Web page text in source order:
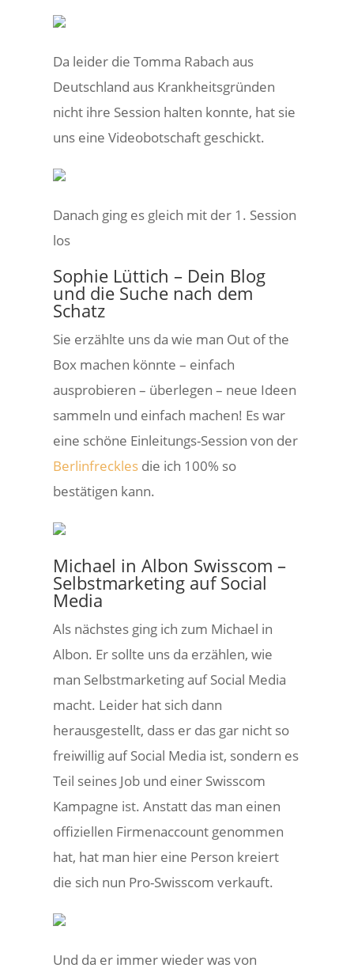
Da leider die Tomma Rabach aus
Deutschland aus Krankheitsgründen
nicht ihre Session halten konnte, hat sie
uns eine Videobotschaft geschickt.
Danach ging es gleich mit der 1. Session
los
Sophie Lüttich – Dein Blog
und die Suche nach dem
Schatz
Sie erzählte uns da wie man Out of the
Box machen könnte – einfach
ausprobieren – überlegen – neue Ideen
sammeln und einfach machen! Es war
eine schöne Einleitungs-Session von der
Berlinfreckles die ich 100% so
bestätigen kann.
Michael in Albon Swisscom –
Selbstmarketing auf Social
Media
Als nächstes ging ich zum Michael in
Albon. Er sollte uns da erzählen, wie
man Selbstmarketing auf Social Media
macht. Leider hat sich dann
herausgestellt, dass er das gar nicht so
freiwillig auf Social Media ist, sondern es
Teil seines Job und einer Swisscom
Kampagne ist. Anstatt das man einen
offiziellen Firmenaccount genommen
hat, hat man hier eine Person kreiert
die sich nun Pro-Swisscom verkauft.
Und da er immer wieder was von